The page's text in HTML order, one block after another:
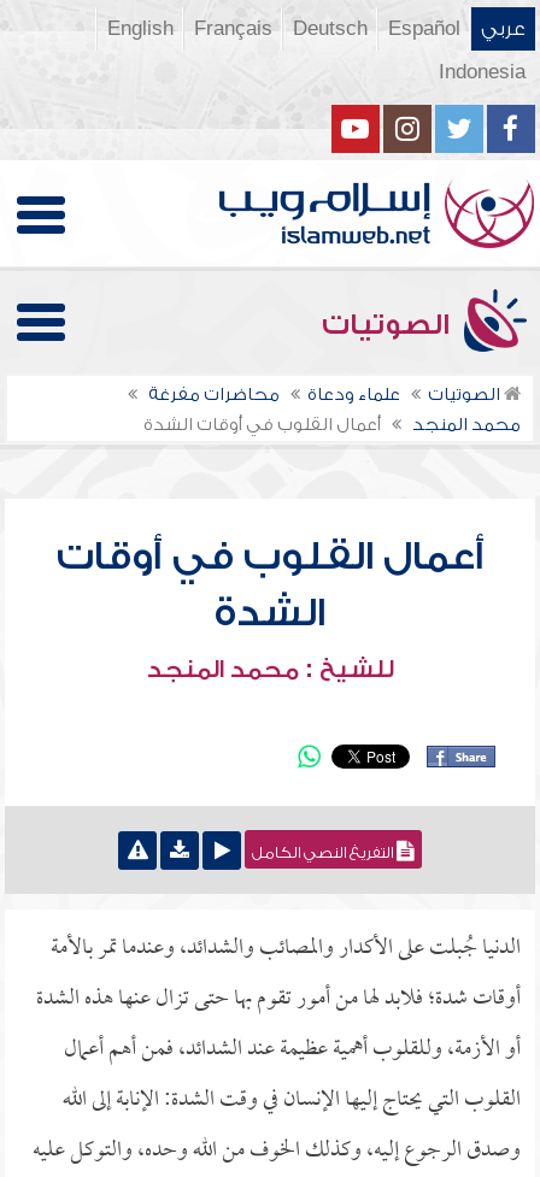
عربي Español
Deutsch
Français
English
Indonesia
الصوتيات
الصوتيات علماء ودعاة
محاضرات مفرغة
محمد المنجد
أعمال القلوب في أوقات الشدة
أعمال القلوب في أوقات
الشدة
للشيخ : محمد المنجد
التفريغ النصي الكامل
الدنيا جُبلت على الأكدار والمصائب والشدائد، وعندما تمر بالأمة
أوقات شدة؛ فلابد لها من أمور تقوم بها حتى تزال عنها هذه الشدة
أو الأزمة، وللقلوب أهمية عظيمة عند الشدائد، فمن أهم أعمال
القلوب التي يحتاج إليها الإنسان في وقت الشدة: الإنابة إلى الله
وصدق الرجوع إليه، وكذلك الخوف من الله وحده، والتوكل عليه